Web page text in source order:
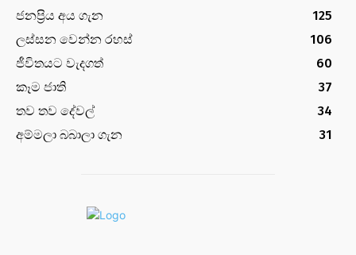
ජනප්‍රිය අය ගැන
125
ලස්සන වෙන්න රහස්
106
ජීවිතයට වැදගත්
60
කෑම ජාති
37
තව තව දේවල්
34
අම්මලා බබාලා ගැන
31